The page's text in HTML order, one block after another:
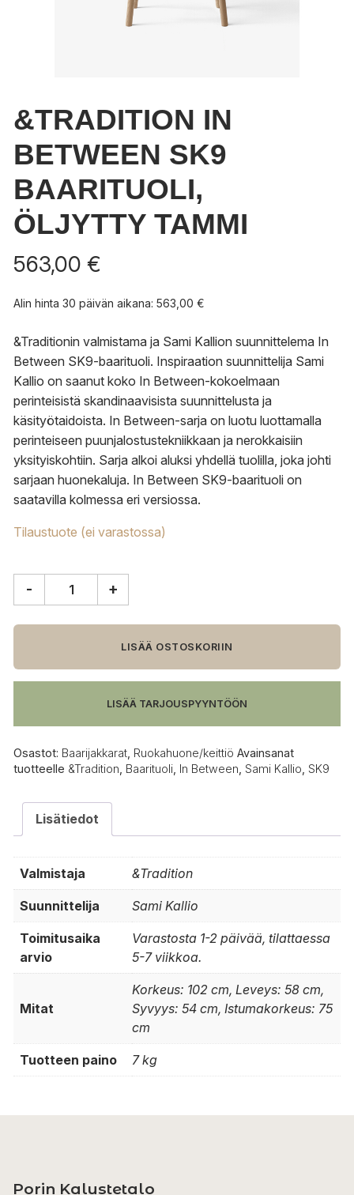
&TRADITION IN
BETWEEN SK9
BAARITUOLI,
ÖLJYTTY TAMMI
563,00 €
Alin hinta 30 päivän aikana: 563,00 €
&Traditionin valmistama ja Sami Kallion suunnittelema In
Between SK9-baarituoli. Inspiraation suunnittelija Sami
Kallio on saanut koko In Between-kokoelmaan
perinteisistä skandinaavisista suunnittelusta ja
käsityötaidoista. In Between-sarja on luotu luottamalla
perinteiseen puunjalostustekniikkaan ja nerokkaisiin
yksityiskohtiin. Sarja alkoi aluksi yhdellä tuolilla, joka johti
sarjaan huonekaluja. In Between SK9-baarituoli on
saatavilla kolmessa eri versiossa.
Tilaustuote (ei varastossa)
&Tradition
Between
baarituoli,
öljytty
- +
LISÄÄ OSTOSKORIIN
LISÄÄ TARJOUSPYYNTÖÖN
Osastot: Baarijakkarat Ruokahuone/keittiö Avainsanat
tuotteelle &Tradition Baarituoli In Between Sami Kallio SK9
Lisätiedot
Valmistaja &Tradition
Suunnittelija Sami Kallio
Toimitusaika
arvio
Varastosta 1-2 päivää, tilattaessa
5-7 viikkoa.
Mitat
Korkeus: 102 cm, Leveys: 58 cm,
Syvyys: 54 cm, Istumakorkeus: 75
cm
Tuotteen paino 7 kg
Porin Kalustetalo